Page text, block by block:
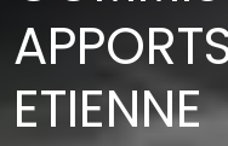
ETIENNE